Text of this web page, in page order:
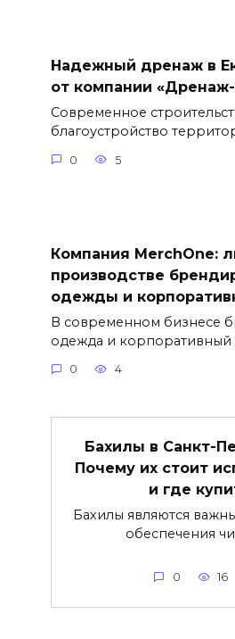
Надежный дренаж в
от компании
Современное
благоустройство
0 5
Компания MerchOne:
производстве
одежды и
В современном бизнесе
одежда и корпоративный
0 4
Бахилы в Санкт-
Почему их стоит
и где
Бахилы являются
обеспечения
0 16